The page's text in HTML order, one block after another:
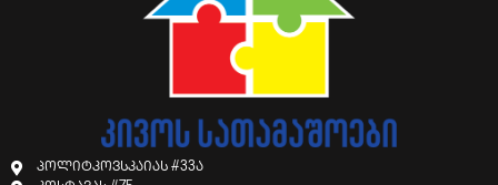
პოლიტკოვსკაიას #33ა